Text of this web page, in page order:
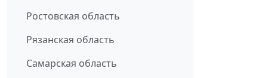
Ростовская область
Рязанская область
Самарская область